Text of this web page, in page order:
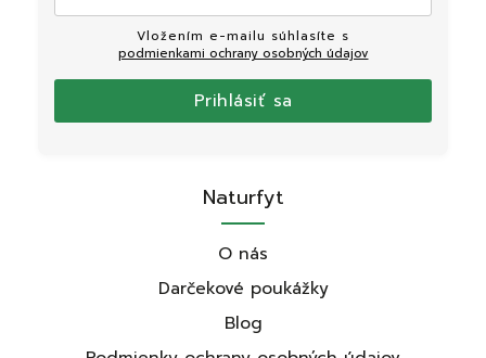
podmienkami ochrany osobných údajov
Prihlásiť sa
Naturfyt
O nás
Darčekové poukážky
Blog